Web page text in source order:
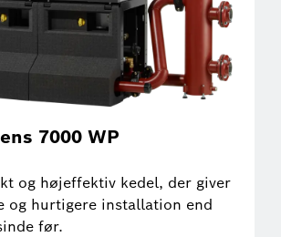
7000 WP
og højeffektiv kedel, der giver
og hurtigere installation end
før.